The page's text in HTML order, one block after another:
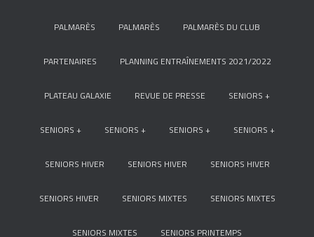
PALMARÈS PALMARÈS PALMARÈS DU CLUB
PARTENAIRES PLANNING ENTRAÎNEMENTS 2021/2022
PLATEAU GALAXIE REVUE DE PRESSE SENIORS +
SENIORS + SENIORS + SENIORS + SENIORS +
SENIORS HIVER SENIORS HIVER SENIORS HIVER
SENIORS HIVER SENIORS MIXTES SENIORS MIXTES
SENIORS MIXTES SENIORS PRINTEMPS